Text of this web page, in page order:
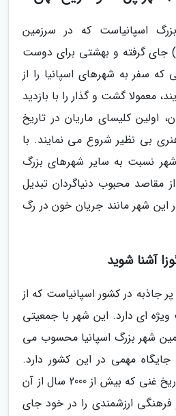
بزرگ اسپانیاست که در سرزمین
باستانی آراگون (Aragon) جای گرفته و بهشتی برای دوست
که سفر به شهرهای اسپانیا را از
معمولا گشت و گذار را با بازدید
اولین کلیسای ماریان در تاریخ
بی نظیر شروع می نمایند. با
نسبت به سایر شهرهای بزرگ
از مقاصد محبوب دنیاگردان تبدیل
شهر مانند جریان خون در رگ
آشنا شوید
پر جاذبه در کشور اسپانیاست که از
ای دارد. این شهر با جمعیتی
نفر، پنجمین شهر بزرگ اسپانیا محسوب می
جایگاه مهمی در این کشور دارد.
زاراگوزا با برخورداری از تاریخ غنی که بیش از 2000 سال از آن
فرهنگی ارزشمندی را در خود جای